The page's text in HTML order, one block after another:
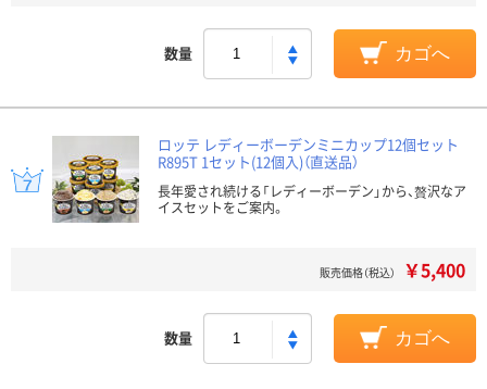
数量 カゴへ
ロッテ レディーボーデンミニカップ12個セット
R895T 1セット(12個入)（直送品）
長年愛され続ける「レディーボーデン」から、贅沢なア
イスセットをご案内。
販売価格（税込） ￥5,400
数量 カゴへ